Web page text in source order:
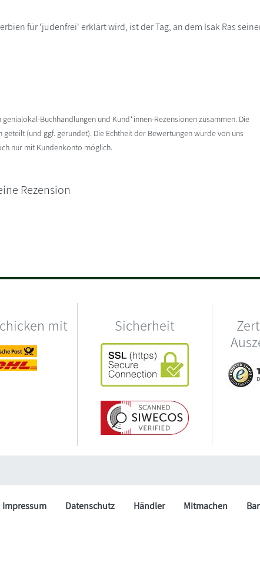
für 'judenfrei' erklärt wird, ist der Tag, an dem Isak Ras
Buchhandlungen und Kund*innen-Rezensionen zusammen. Die
(und ggf. gerundet). Die Echtheit der Bewertungen wurde von uns
nur mit Kundenkonto möglich.
Rezension
mit Sicherheit
Impressum Datenschutz Händler Mitmachen